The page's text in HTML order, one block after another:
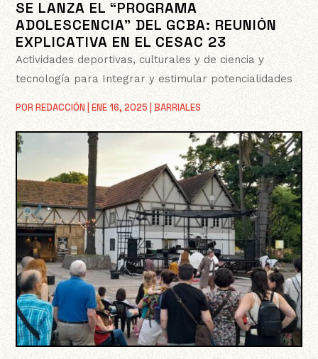
SE LANZA EL “PROGRAMA
ADOLESCENCIA” DEL GCBA: REUNIÓN
EXPLICATIVA EN EL CESAC 23
PORREDACCIÓN |ENE 16, 2025 |BARRIALES
Actividades deportivas, culturales y de ciencia y
tecnología para Integrar y estimular potencialidades